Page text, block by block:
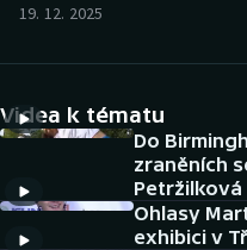
Tenis
Atletika
DALŠÍ SPORTY
19. 12. 2025
Videa k tématu
Do
zraněních
Petržilková
Ohlasy
exhibici v